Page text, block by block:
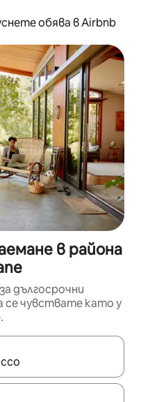
обява в Airbnb
в района
дългосрочни
се чувствате като у
използвайте